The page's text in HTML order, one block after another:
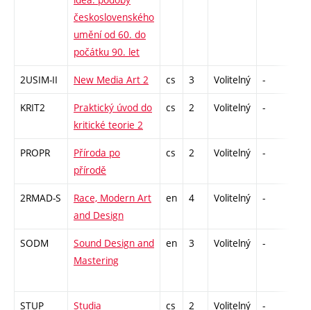
československého
umění od 60. do
počátku 90. let
2USIM-II New Media Art 2 cs 3 Volitelný -
KRIT2
Praktický úvod do
kritické teorie 2
cs 2 Volitelný -
PROPR
Příroda po
přírodě
cs 2 Volitelný -
2RMAD-S
Race, Modern Art
and Design
en 4 Volitelný -
SODM
Sound Design and
Mastering
en 3 Volitelný -
STUP Studia cs 2 Volitelný -